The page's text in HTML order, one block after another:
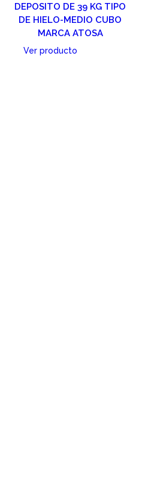
DEPOSITO DE 39 KG TIPO
DE HIELO-MEDIO CUBO
MARCA ATOSA
Ver producto